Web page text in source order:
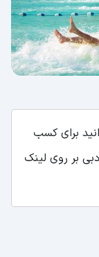
برای کسب
بر روی لینک